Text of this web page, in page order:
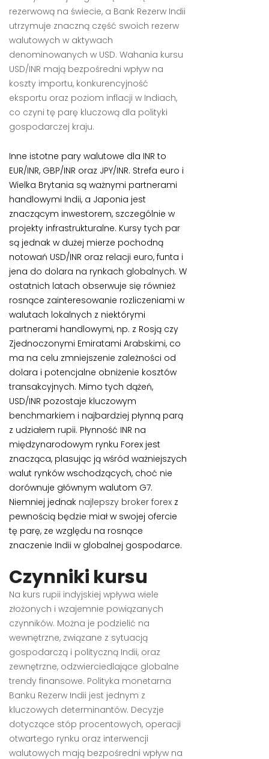
rezerwową na świecie, a Bank Rezerw Indii
utrzymuje znaczną część swoich rezerw
walutowych w aktywach
denominowanych w USD. Wahania kursu
USD/INR mają bezpośredni wpływ na
koszty importu, konkurencyjność
eksportu oraz poziom inflacji w Indiach,
co czyni tę parę kluczową dla polityki
gospodarczej kraju.
Inne istotne pary walutowe dla INR to
EUR/INR, GBP/INR oraz JPY/INR. Strefa euro i
Wielka Brytania są ważnymi partnerami
handlowymi Indii, a Japonia jest
znaczącym inwestorem, szczególnie w
projekty infrastrukturalne. Kursy tych par
są jednak w dużej mierze pochodną
notowań USD/INR oraz relacji euro, funta i
jena do dolara na rynkach globalnych. W
ostatnich latach obserwuje się również
rosnące zainteresowanie rozliczeniami w
walutach lokalnych z niektórymi
partnerami handlowymi, np. z Rosją czy
Zjednoczonymi Emiratami Arabskimi, co
ma na celu zmniejszenie zależności od
dolara i potencjalne obniżenie kosztów
transakcyjnych. Mimo tych dążeń,
USD/INR pozostaje kluczowym
benchmarkiem i najbardziej płynną parą
z udziałem rupii. Płynność INR na
międzynarodowym rynku Forex jest
znacząca, plasując ją wśród ważniejszych
walut rynków wschodzących, choć nie
dorównuje głównym walutom G7.
Niemniej jednak najlepszy broker forex z
pewnością będzie miał w swojej ofercie
tę parę, ze względu na rosnące
znaczenie Indii w globalnej gospodarce.
Czynniki kursu
Na kurs rupii indyjskiej wpływa wiele
złożonych i wzajemnie powiązanych
czynników. Można je podzielić na
wewnętrzne, związane z sytuacją
gospodarczą i polityczną Indii, oraz
zewnętrzne, odzwierciedlające globalne
trendy finansowe. Polityka monetarna
Banku Rezerw Indii jest jednym z
kluczowych determinantów. Decyzje
dotyczące stóp procentowych, operacji
otwartego rynku oraz interwencji
walutowych mają bezpośredni wpływ na